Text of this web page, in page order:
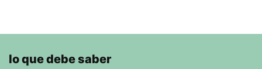
lo que debe saber